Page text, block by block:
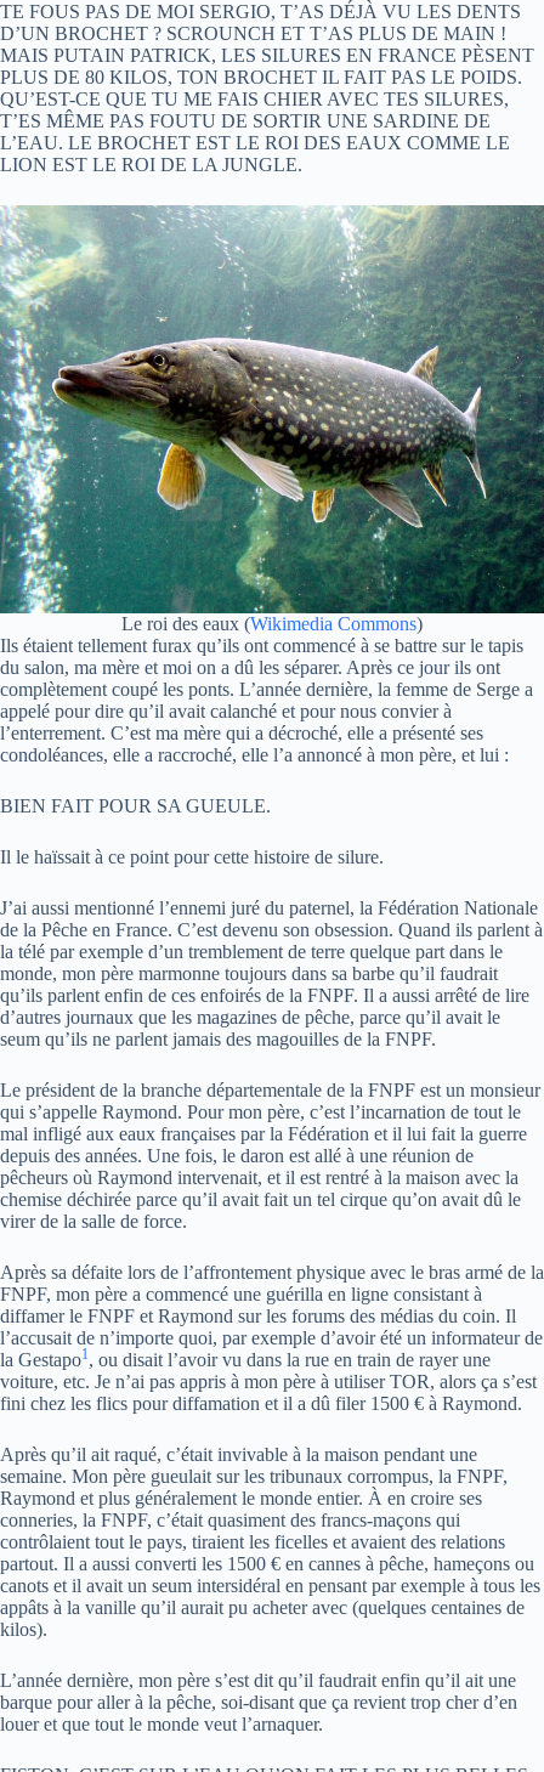
TE FOUS PAS DE MOI SERGIO, T’AS DÉJÀ VU LES DENTS
D’UN BROCHET ? SCROUNCH ET T’AS PLUS DE MAIN !
MAIS PUTAIN PATRICK, LES SILURES EN FRANCE PÈSENT
PLUS DE 80 KILOS, TON BROCHET IL FAIT PAS LE POIDS.
QU’EST-CE QUE TU ME FAIS CHIER AVEC TES SILURES,
T’ES MÊME PAS FOUTU DE SORTIR UNE SARDINE DE
L’EAU. LE BROCHET EST LE ROI DES EAUX COMME LE
LION EST LE ROI DE LA JUNGLE.
Le roi des eaux (Wikimedia Commons)
Ils étaient tellement furax qu’ils ont commencé à se battre sur le tapis
du salon, ma mère et moi on a dû les séparer. Après ce jour ils ont
complètement coupé les ponts. L’année dernière, la femme de Serge a
appelé pour dire qu’il avait calanché et pour nous convier à
l’enterrement. C’est ma mère qui a décroché, elle a présenté ses
condoléances, elle a raccroché, elle l’a annoncé à mon père, et lui :
BIEN FAIT POUR SA GUEULE.
Il le haïssait à ce point pour cette histoire de silure.
J’ai aussi mentionné l’ennemi juré du paternel, la Fédération Nationale
de la Pêche en France. C’est devenu son obsession. Quand ils parlent à
la télé par exemple d’un tremblement de terre quelque part dans le
monde, mon père marmonne toujours dans sa barbe qu’il faudrait
qu’ils parlent enfin de ces enfoirés de la FNPF. Il a aussi arrêté de lire
d’autres journaux que les magazines de pêche, parce qu’il avait le
seum qu’ils ne parlent jamais des magouilles de la FNPF.
Le président de la branche départementale de la FNPF est un monsieur
qui s’appelle Raymond. Pour mon père, c’est l’incarnation de tout le
mal infligé aux eaux françaises par la Fédération et il lui fait la guerre
depuis des années. Une fois, le daron est allé à une réunion de
pêcheurs où Raymond intervenait, et il est rentré à la maison avec la
chemise déchirée parce qu’il avait fait un tel cirque qu’on avait dû le
virer de la salle de force.
Après sa défaite lors de l’affrontement physique avec le bras armé de la
FNPF, mon père a commencé une guérilla en ligne consistant à
diffamer le FNPF et Raymond sur les forums des médias du coin. Il
l’accusait de n’importe quoi, par exemple d’avoir été un informateur de
la Gestapo1, ou disait l’avoir vu dans la rue en train de rayer une
voiture, etc. Je n’ai pas appris à mon père à utiliser TOR, alors ça s’est
fini chez les flics pour diffamation et il a dû filer 1500 € à Raymond.
Après qu’il ait raqué, c’était invivable à la maison pendant une
semaine. Mon père gueulait sur les tribunaux corrompus, la FNPF,
Raymond et plus généralement le monde entier. À en croire ses
conneries, la FNPF, c’était quasiment des francs-maçons qui
contrôlaient tout le pays, tiraient les ficelles et avaient des relations
partout. Il a aussi converti les 1500 € en cannes à pêche, hameçons ou
canots et il avait un seum intersidéral en pensant par exemple à tous les
appâts à la vanille qu’il aurait pu acheter avec (quelques centaines de
kilos).
L’année dernière, mon père s’est dit qu’il faudrait enfin qu’il ait une
barque pour aller à la pêche, soi-disant que ça revient trop cher d’en
louer et que tout le monde veut l’arnaquer.